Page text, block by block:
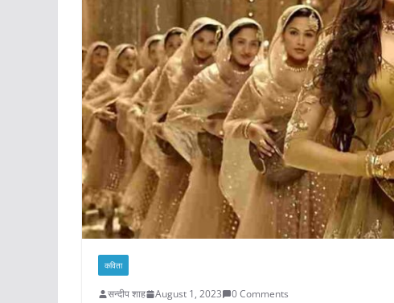
कविता
सन्दीप शाह August 1, 2023
0 Comments